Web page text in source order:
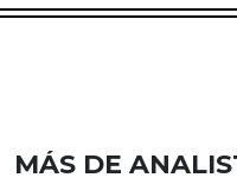
MÁS DE